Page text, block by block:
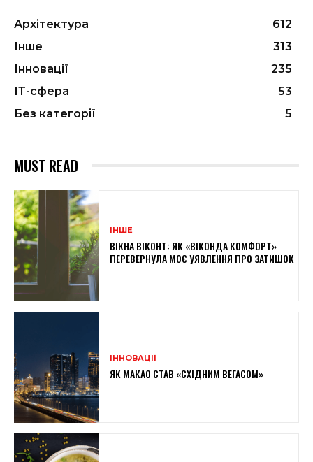
Архітектура
612
Інше
313
Інновації
235
ІТ-сфера
53
Без категорії
5
MUST READ
ІНШЕ
ВІКНА ВІКОНТ: ЯК «ВІКОНДА КОМФОРТ»
ПЕРЕВЕРНУЛА МОЄ УЯВЛЕННЯ ПРО ЗАТИШОК
ІННОВАЦІЇ
ЯК МАКАО СТАВ «СХІДНИМ ВЕГАСОМ»